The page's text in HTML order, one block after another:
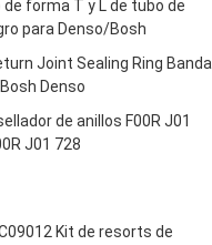
de forma T y L de tubo de
para Denso/Bosh
Joint Sealing Ring Banda
Denso
de anillos F00R J01
J01 728
Kit de resorts de